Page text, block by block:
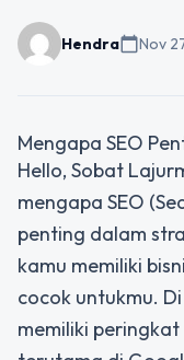
Hendracalendar_todayNov
Mengapa SEO
Hello, Sobat
mengapa SEO
penting dalam
kamu memiliki
cocok untukmu.
memiliki